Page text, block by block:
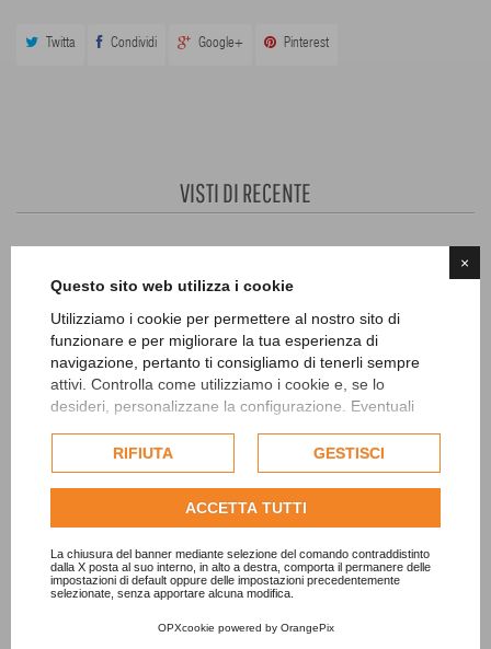
×
Questo sito web utilizza i cookie
Utilizziamo i cookie per permettere al nostro sito di
funzionare e per migliorare la tua esperienza di
navigazione, pertanto ti consigliamo di tenerli sempre
attivi. Controlla come utilizziamo i cookie e, se lo
desideri, personalizzane la configurazione. Eventuali
esclusivamente previa acquisizione del consenso
dell'utente.
Consulta l'informativa cookie completa.
RIFIUTA GESTISCI
ACCETTA TUTTI
La chiusura del banner mediante selezione del comando contraddistinto
dalla X posta al suo interno, in alto a destra, comporta il permanere delle
impostazioni di default oppure delle impostazioni precedentemente
selezionate, senza apportare alcuna modifica.
OPXcookie powered by OrangePix
Twitta Condividi Google+ Pinterest
VISTI DI RECENTE
30 ALTRI PRODOTTI IN QUESTA CATEGORIA